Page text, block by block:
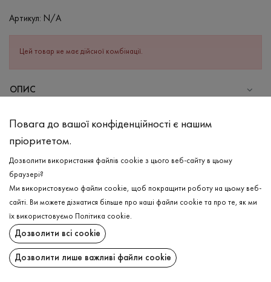
Артикул: N/A
Цей товар не має дійсної комбінації.
ОПИС
Бавовна - 95%, Еластан - 5%
Прання в холодній воді (до 30 ° C)
Відбілювання заборонено
Прасувати при середній температурі
Щадний віджим і сушка
Щадна хімчистка
ДОСТАВКА
ПОВЕРНЕННЯ
Повага до вашої конфіденційності є нашим
пріоритетом.
Дозволити використання файлів cookie з цього веб-сайту в цьому
браузері?
Ми використовуємо файли cookie, щоб покращити роботу на цьому веб-
сайті. Ви можете дізнатися більше про наші файли cookie та про те, як ми
їх використовуємо
Політика cookie.
Дозволити всі cookie
Дозволити лише важливі файли cookie